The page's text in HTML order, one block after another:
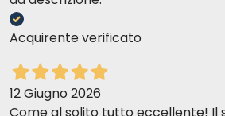
Acquirente verificato
12 Giugno 2026
Come al solito tutto eccellente! Il